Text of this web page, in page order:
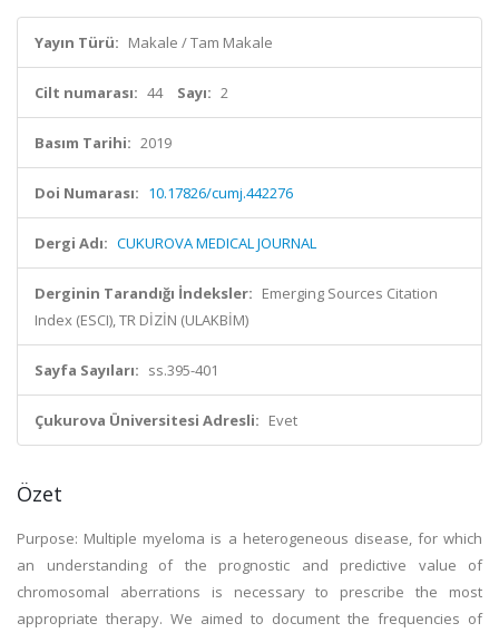
Yayın Türü: Makale / Tam Makale
Cilt numarası: 44 Sayı: 2
Basım Tarihi: 2019
Doi Numarası: 10.17826/cumj.442276
Dergi Adı: CUKUROVA MEDICAL JOURNAL
Derginin Tarandığı İndeksler: Emerging Sources Citation
Index (ESCI), TR DİZİN (ULAKBİM)
Sayfa Sayıları: ss.395-401
Çukurova Üniversitesi Adresli: Evet
Özet
Purpose: Multiple myeloma is a heterogeneous disease, for which
an understanding of the prognostic and predictive value of
chromosomal aberrations is necessary to prescribe the most
appropriate therapy. We aimed to document the frequencies of